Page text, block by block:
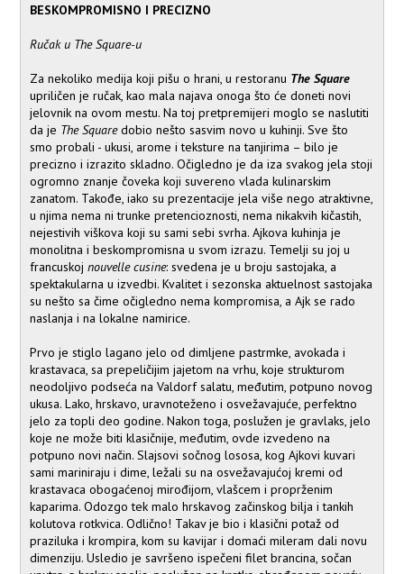
BESKOMPROMISNO I PRECIZNO
Ručak u The Square-u
Za nekoliko medija koji pišu o hrani, u restoranu The Square
upriličen je ručak, kao mala najava onoga što će doneti novi
jelovnik na ovom mestu. Na toj pretpremijeri moglo se naslutiti
da je The Squaredobio nešto sasvim novo u kuhinji. Sve što
smo probali - ukusi, arome i teksture na tanjirima – bilo je
precizno i izrazito skladno. Očigledno je da iza svakog jela stoji
ogromno znanje čoveka koji suvereno vlada kulinarskim
zanatom. Takođe, iako su prezentacije jela više nego atraktivne,
u njima nema ni trunke pretencioznosti, nema nikakvih kičastih,
nejestivih viškova koji su sami sebi svrha. Ajkova kuhinja je
monolitna i beskompromisna u svom izrazu. Temelji su joj u
francuskojnouvelle cusine: svedena je u broju sastojaka, a
spektakularna u izvedbi. Kvalitet i sezonska aktuelnost sastojaka
su nešto sa čime očigledno nema kompromisa, a Ajk se rado
naslanja i na lokalne namirice.
Prvo je stiglo lagano jelo od dimljene pastrmke, avokada i
krastavaca, sa prepeličijim jajetom na vrhu, koje strukturom
neodoljivo podseća na Valdorf salatu, međutim, potpuno novog
ukusa. Lako, hrskavo, uravnoteženo i osvežavajuće, perfektno
jelo za topli deo godine. Nakon toga, poslužen je gravlaks, jelo
koje ne može biti klasičnije, međutim, ovde izvedeno na
potpuno novi način. Slajsovi sočnog lososa, kog Ajkovi kuvari
sami mariniraju i dime, ležali su na osvežavajućoj kremi od
krastavaca obogaćenoj mirođijom, vlašcem i proprženim
kaparima. Odozgo tek malo hrskavog začinskog bilja i tankih
kolutova rotkvica. Odlično! Takav je bio i klasični potaž od
praziluka i krompira, kom su kavijar i domaći mileram dali novu
dimenziju. Usledio je savršeno ispečeni filet brancina, sočan